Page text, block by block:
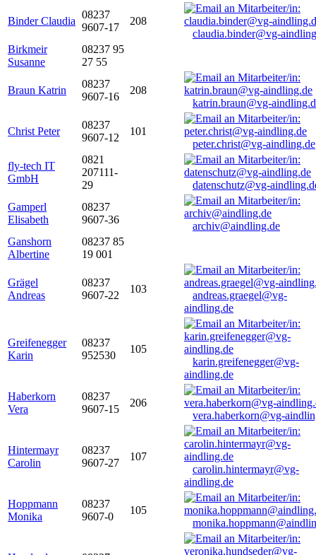
Binder Claudia
08237
9607-17
208
claudia.binder@vg-
Birkmeir
Susanne
08237 95
27 55
Braun Katrin
08237
9607-16
208
katrin.braun@vg-
Christ Peter
08237
9607-12
101
peter.christ@vg-aindling.de
fly-tech IT
GmbH
0821
207111-
29
datenschutz@vg-
Gamperl
Elisabeth
08237
9607-36
archiv@aindling.de
Ganshorn
Albertine
08237 85
19 001
Grägel
Andreas
08237
9607-22
103
andreas.graegel@vg-
aindling.de
Greifenegger
Karin
08237
952530
105
karin.greifenegger@vg-
aindling.de
Haberkorn
Vera
08237
9607-15
206
vera.haberkorn@vg-
Hintermayr
Carolin
08237
9607-27
107
carolin.hintermayr@vg-
aindling.de
Hoppmann
Monika
08237
9607-0
105